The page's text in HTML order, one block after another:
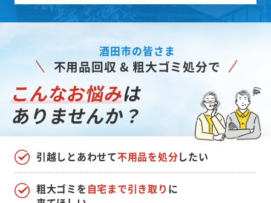
酒田市の皆さま
不用品回収 & 粗大ゴミ処分で
こんなお悩みは
ありませんか？
引越しとあわせて不用品を処分したい
粗大ゴミを自宅まで引き取り に